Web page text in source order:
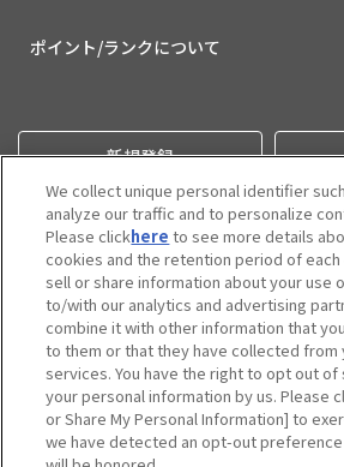
ポイント/ランクについて
新規登録
プライバシーポリシー
利用規約
コミュニティガイドライ
We collect unique personal identifier
analyze our traffic and to personalize
Please clickhere to see more details
cookies and the retention period of each
sell or share information about your use
to/with our analytics and advertising
combine it with other information that
to them or that they have collected from
services. You have the right to opt out of
your personal information by us. Please
or Share My Personal Information] to
we have detected an opt-out